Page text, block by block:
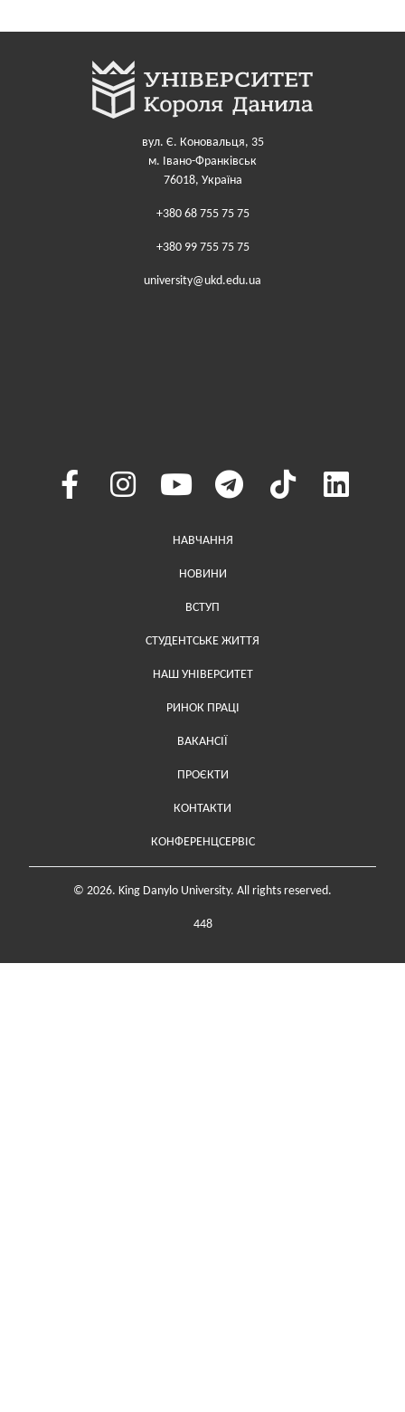
вул. Є. Коновальця, 35
м. Івано-Франківськ
76018, Україна
+380 68 755 75 75
+380 99 755 75 75
university@ukd.edu.ua
Меню у хедері
НАВЧАННЯ
НОВИНИ
ВСТУП
СТУДЕНТСЬКЕ ЖИТТЯ
НАШ УНІВЕРСИТЕТ
РИНОК ПРАЦІ
ВАКАНСІЇ
ПРОЄКТИ
Меню у футері (додаткове)
КОНТАКТИ
КОНФЕРЕНЦСЕРВІС
© 2026. King Danylo University. All rights reserved.
448